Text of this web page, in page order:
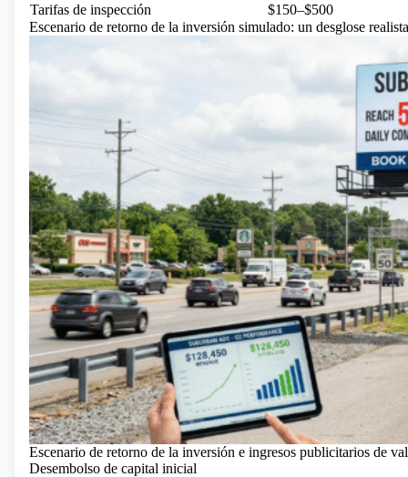
Tarifas de inspección
$150–$500
Escenario de retorno de la inversión simulado: un desglose
Escenario de retorno de la inversión e ingresos publicitarios de
Desembolso de capital inicial